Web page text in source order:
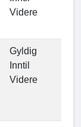
Videre
Gyldig
Inntil
Videre